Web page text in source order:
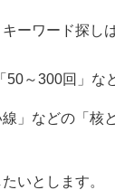
ーワード探し
～300回」な
」などの「核
いとします。